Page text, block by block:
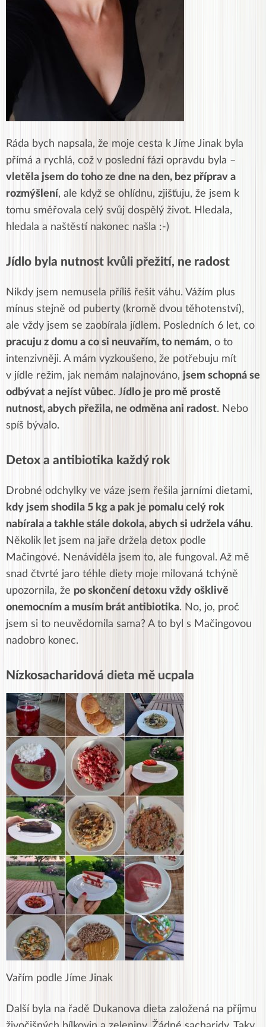
Ráda bych napsala, že moje cesta k Jíme Jinak byla
přímá a rychlá, což v poslední fázi opravdu byla –
vletěla jsem do toho ze dne na den, bez příprav a
rozmýšlení, ale když se ohlídnu, zjišťuju, že jsem k
tomu směřovala celý svůj dospělý život. Hledala,
hledala a naštěstí nakonec našla :-)
Jídlo byla nutnost kvůli přežití, ne radost
Nikdy jsem nemusela příliš řešit váhu. Vážím plus
mínus stejně od puberty (kromě dvou těhotenství),
ale vždy jsem se zaobírala jídlem. Posledních 6 let, co
pracuju z domu a co si neuvařím, to nemám, o to
intenzivněji. A mám vyzkoušeno, že potřebuju mít
v jídle režim, jak nemám nalajnováno, jsem schopná se
odbývat a nejíst vůbec. Jídlo je pro mě prostě
nutnost, abych přežila, ne odměna ani radost. Nebo
spíš bývalo.
Detox a antibiotika každý rok
Drobné odchylky ve váze jsem řešila jarními dietami,
kdy jsem shodila 5 kg a pak je pomalu celý rok
nabírala a takhle stále dokola, abych si udržela váhu.
Několik let jsem na jaře držela detox podle
Mačingové. Nenáviděla jsem to, ale fungoval. Až mě
snad čtvrté jaro téhle diety moje milovaná tchýně
upozornila, že po skončení detoxu vždy ošklivě
onemocním a musím brát antibiotika. No, jo, proč
jsem si to neuvědomila sama? A to byl s Mačingovou
nadobro konec.
Nízkosacharidová dieta mě ucpala
Vařím podle Jíme Jinak
Další byla na řadě Dukanova dieta založená na příjmu